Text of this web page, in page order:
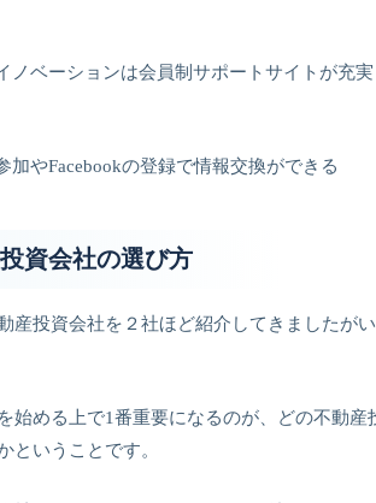
ノベーションは会員制サポートサイトが充
加やFacebookの登録で情報交換ができる
資会社の選び方
産投資会社を２社ほど紹介してきましたが
始める上で1番重要になるのが、どの不動産
ということです。